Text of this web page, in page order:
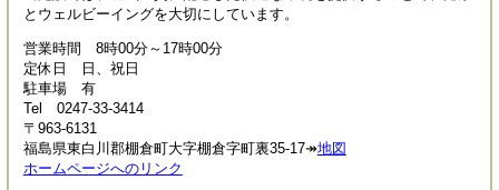
とウェルビーイングを大切にしています。
営業時間 8時00分～17時00分
定休日 日、祝日
駐車場 有
Tel 0247-33-3414
〒963-6131
福島県東白川郡棚倉町大字棚倉字町裏35-17↠地図
ホームページへのリンク